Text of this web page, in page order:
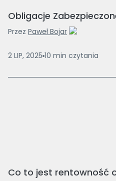
Obligacje
Przez Paweł Bojar
2 LIP, 2025 10 min czytania
Co to jest rentowność